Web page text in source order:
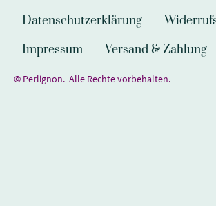
Datenschutzerklärung
Impressum
Versand & Zahlung
© Perlignon. Alle Rechte vorbehalten.